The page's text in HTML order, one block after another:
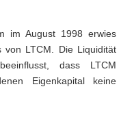
im August 1998 erwies
von LTCM. Die Liquidität
dass LTCM
Eigenkapital keine